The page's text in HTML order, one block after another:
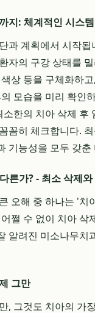
지: 체계적인 시스템
과 계획에서 시작
자의 구강 상태를
상 등을 구체화하
모습을 미리 확인
한의 치아 삭제
꼼히 체크합니다.
기능성을 모두 갖
른가? - 최소 삭제
오해 중 하나는 '
쩔 수 없이 치아
알려진 미소나무치
그만
, 그것도 치아의 가